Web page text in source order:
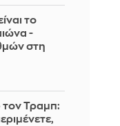
το
-
στη
τον Τραμπ: